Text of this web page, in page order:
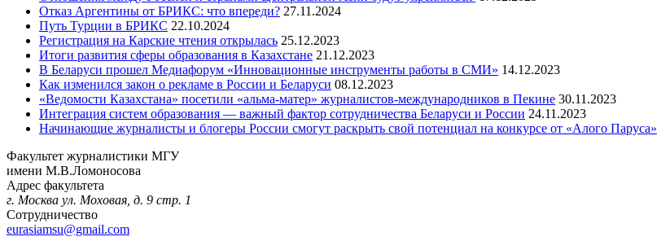
Отказ Аргентины от БРИКС: что впереди? 27.11.2024
Путь Турции в БРИКС 22.10.2024
Регистрация на Карские чтения открылась 25.12.2023
Итоги развития сферы образования в Казахстане 21.12.2023
В Беларуси прошел Медиафорум «Инновационные инструменты работы в СМИ» 14.12.2023
Как изменился закон о рекламе в России и Беларуси 08.12.2023
«Ведомости Казахстана» посетили «альма-матер» журналистов-международников в Пекине 30.11.2023
Интеграция систем образования — важный фактор сотрудничества Беларуси и России 24.11.2023
Начинающие журналисты и блогеры России смогут раскрыть свой потенциал на конкурсе от «Алого Паруса»
Факультет журналистики МГУ
имени М.В.Ломоносова
Адрес факультета
г. Москва ул. Моховая, д. 9 стр. 1
Сотрудничество
eurasiamsu@gmail.com